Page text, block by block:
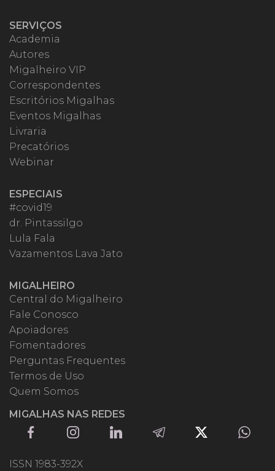
SERVIÇOS
Academia
Autores
Migalheiro VIP
Correspondentes
Escritórios Migalhas
Eventos Migalhas
Livraria
Precatórios
Webinar
ESPECIAIS
#covid19
dr. Pintassilgo
Lula Fala
Vazamentos Lava Jato
MIGALHEIRO
Central do Migalheiro
Fale Conosco
Apoiadores
Fomentadores
Perguntas Frequentes
Termos de Uso
Quem Somos
MIGALHAS NAS REDES
ISSN 1983-392X